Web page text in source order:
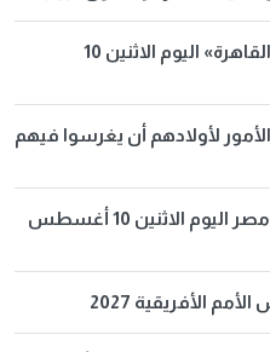
مواعيد قطارات «الإسكندرية ـ القاهرة» اليوم الاثنين 10
لأولادهم أن يغرسوا فيهم
مواقيت الصلاة في محافظات مصر اليوم الاثنين 10 أغسطس
الأفريقية 2027